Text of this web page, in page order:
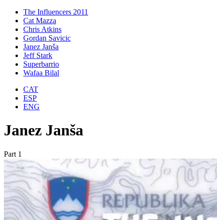
The Influencers 2011
Cat Mazza
Chris Atkins
Gordan Savicic
Janez Janša
Jeff Stark
Superbarrio
Wafaa Bilal
CAT
ESP
ENG
Janez Janša
Part 1